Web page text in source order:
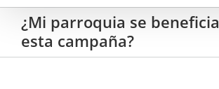
¿Mi parroquia se
esta campaña?